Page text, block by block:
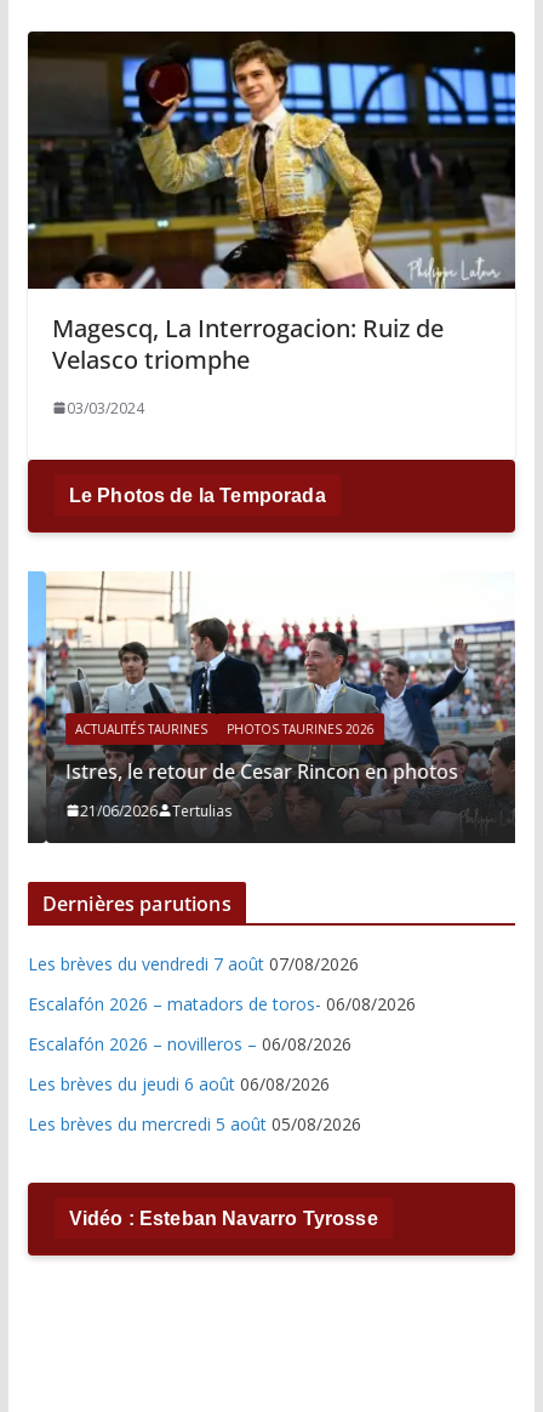
Magescq, La Interrogacion: Ruiz de
Velasco triomphe
03/03/2024
Le Photos de la Temporada
ACTUALITÉS TAURINES PHOTOS TAURINES 2026
Istres, le retour de Cesar Rincon en photos
21/06/2026 Tertulias
Dernières parutions
Les brèves du vendredi 7 août 07/08/2026
Escalafón 2026 – matadors de toros- 06/08/2026
Escalafón 2026 – novilleros – 06/08/2026
Les brèves du jeudi 6 août 06/08/2026
Les brèves du mercredi 5 août 05/08/2026
Vidéo : Esteban Navarro Tyrosse